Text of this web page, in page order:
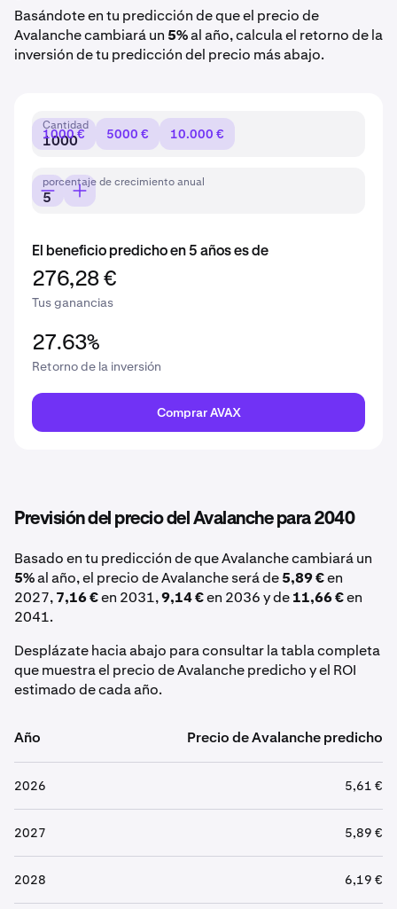
Basándote en tu predicción de que el precio de
Avalanche cambiará un 5%al año, calcula el retorno de la
inversión de tu predicción del precio más abajo.
Cantidad
1000 € 5000 € 10.000 €
porcentaje de crecimiento anual
El beneficio predicho en 5 años es de
276,28 €
Tus ganancias
27.63%
Retorno de la inversión
Comprar AVAX
Previsión del precio del Avalanche para 2040
Basado en tu predicción de que Avalanche cambiará un
5%al año, el precio de Avalanche será de5,89 €en
2027,7,16 €en 2031,9,14 €en 2036 y de11,66 €en
2041.
Desplázate hacia abajo para consultar la tabla completa
que muestra el precio de Avalanche predicho y el ROI
estimado de cada año.
Año Precio de Avalanche predicho
2026 5,61 €
2027 5,89 €
2028 6,19 €